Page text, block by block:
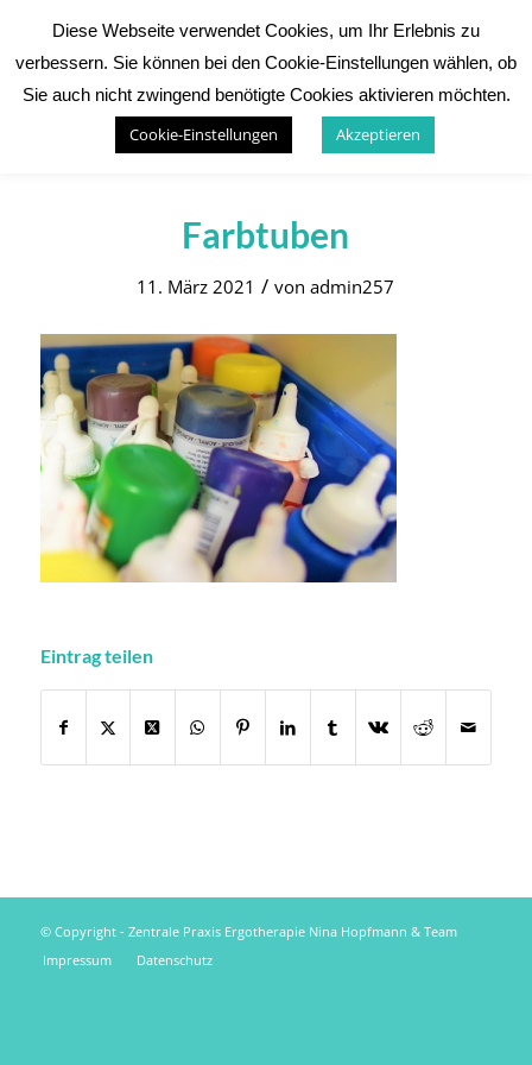
Farbtuben
11. März 2021 / vonadmin257
Eintrag teilen
© Copyright - Zentrale Praxis Ergotherapie Nina Hopfmann & Team
Impressum
Datenschutz
Diese Webseite verwendet Cookies, um Ihr Erlebnis zu
verbessern. Sie können bei den Cookie-Einstellungen wählen, ob
Sie auch nicht zwingend benötigte Cookies aktivieren möchten.
Cookie-Einstellungen Akzeptieren